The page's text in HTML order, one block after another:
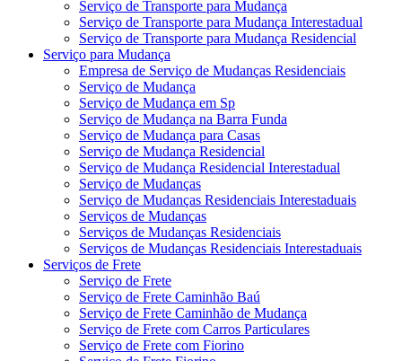
Serviço de Transporte para Mudança
Serviço de Transporte para Mudança Interestadual
Serviço de Transporte para Mudança Residencial
Serviço para Mudança
Empresa de Serviço de Mudanças Residenciais
Serviço de Mudança
Serviço de Mudança em Sp
Serviço de Mudança na Barra Funda
Serviço de Mudança para Casas
Serviço de Mudança Residencial
Serviço de Mudança Residencial Interestadual
Serviço de Mudanças
Serviço de Mudanças Residenciais Interestaduais
Serviços de Mudanças
Serviços de Mudanças Residenciais
Serviços de Mudanças Residenciais Interestaduais
Serviços de Frete
Serviço de Frete
Serviço de Frete Caminhão Baú
Serviço de Frete Caminhão de Mudança
Serviço de Frete com Carros Particulares
Serviço de Frete com Fiorino